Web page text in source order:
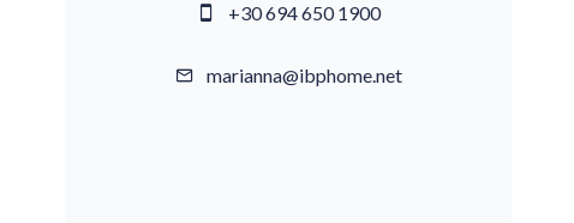
+30 694 650 1900
marianna@ibphome.net